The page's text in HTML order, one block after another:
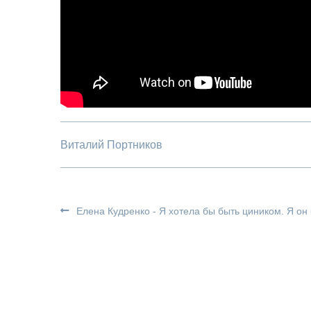
Виталий Портников
Елена Кудренко - Я хотела бы быть циником. Я